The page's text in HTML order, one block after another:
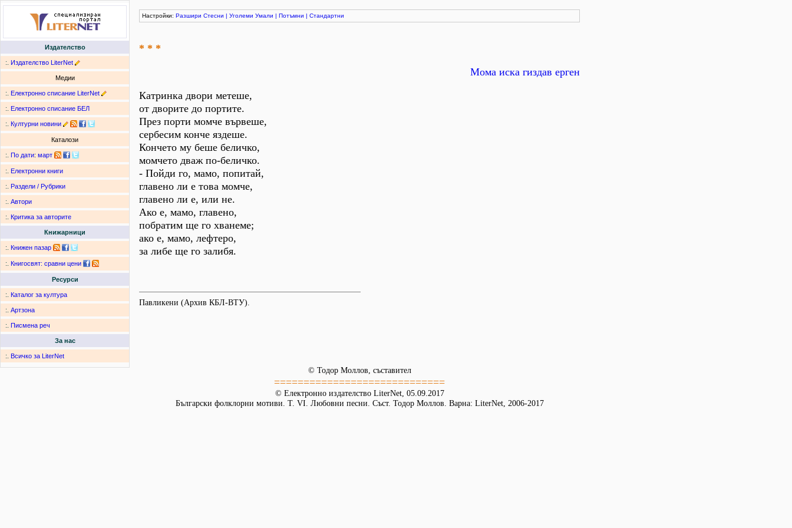
Издателство
:. Издателство LiterNet
Медии
:. Електронно списание LiterNet
:. Електронно списание БЕЛ
:. Културни новини
Каталози
:. По дати: март
:. Електронни книги
:. Раздели / Рубрики
:. Автори
:. Критика за авторите
Книжарници
:. Книжен пазар
:. Книгосвят: сравни цени
Ресурси
:. Каталог за култура
:. Артзона
:. Писмена реч
За нас
:. Всичко за LiterNet
Настройки: Разшири Стесни | Уголеми Умали | Потъмни | Стандартни
* * *
Мома иска гиздав ерген
Катринка двори метеше,
от дворите до портите.
През порти момче вървеше,
сербесим конче яздеше.
Кончето му беше беличко,
момчето дваж по-беличко.
- Пойди го, мамо, попитай,
главено ли е това момче,
главено ли е, или не.
Ако е, мамо, главено,
побратим ще го хванеме;
ако е, мамо, лефтеро,
за либе ще го залибя.
Павликени (Архив КБЛ-ВТУ).
© Тодор Моллов, съставител
=============================
© Електронно издателство LiterNet, 05.09.2017
Български фолклорни мотиви. Т. VІ. Любовни песни. Съст. Тодор Моллов. Варна: LiterNet, 2006-2017